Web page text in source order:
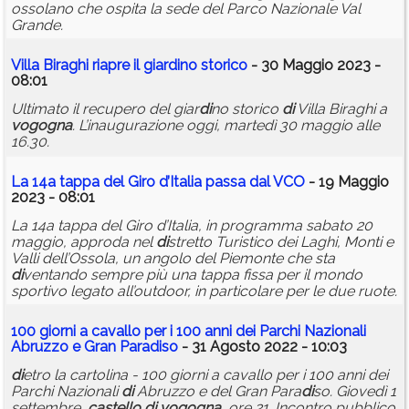
ossolano che ospita la sede del Parco Nazionale Val
Grande.
Villa Biraghi riapre il giardino storico - 30 Maggio 2023 -
08:01
Ultimato il recupero del giardino storico diVilla Biraghi a
vogogna. L’inaugurazione oggi, martedì 30 maggio alle
16.30.
La 14a tappa del Giro d’Italia passa dal VCO - 19 Maggio
2023 - 08:01
La 14a tappa del Giro d’Italia, in programma sabato 20
maggio, approda neldistretto Turistico dei Laghi, Monti e
Valli dell’Ossola, un angolo del Piemonte che sta
diventando sempre più una tappa fissa per il mondo
sportivo legato all’outdoor, in particolare per le due ruote.
100 giorni a cavallo per i 100 anni dei Parchi Nazionali
Abruzzo e Gran Paradiso - 31 Agosto 2022 - 10:03
dietro la cartolina - 100 giorni a cavallo per i 100 anni dei
Parchi NazionalidiAbruzzo e del Gran Paradiso. Giovedì 1